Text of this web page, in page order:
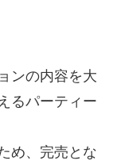
ンの内容を大
るパーティー
め、完売とな